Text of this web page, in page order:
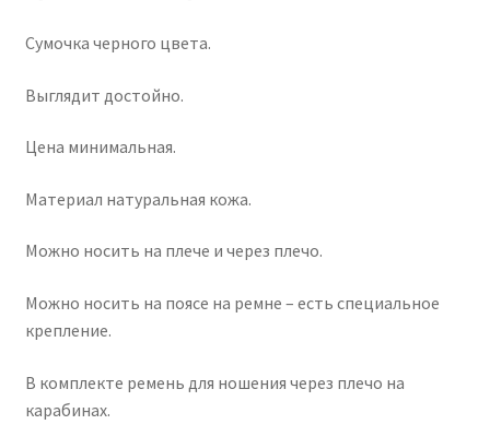
Сумочка черного цвета.
Выглядит достойно.
Цена минимальная.
Материал натуральная кожа.
Можно носить на плече и через плечо.
Можно носить на поясе на ремне – есть специальное
крепление.
В комплекте ремень для ношения через плечо на
карабинах.